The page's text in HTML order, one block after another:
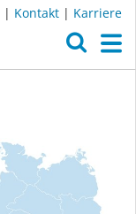
| Kontakt | Karriere